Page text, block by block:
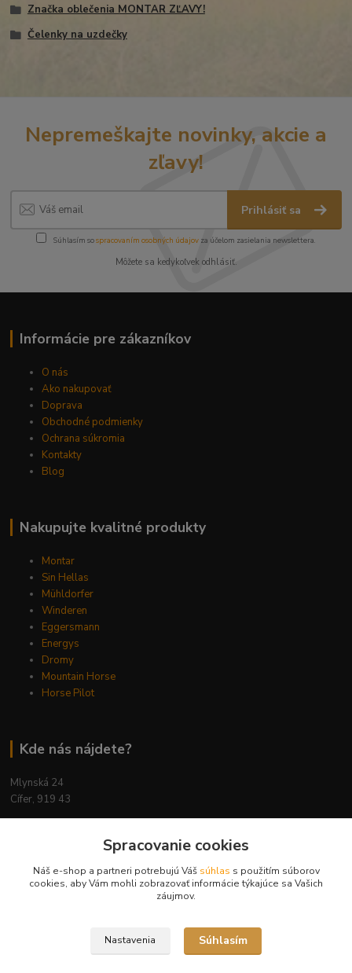
Značka oblečenia MONTAR ZĽAVY!
Čelenky na uzdečky
Nepremeškajte novinky, akcie a
zľavy!
Prihlásiť sa
Súhlasím sospracovaním osobných údajov za účelom zasielania newslettera.
Môžete sa kedykoľvek odhlásiť.
Informácie pre zákazníkov
O nás
Ako nakupovať
Doprava
Obchodné podmienky
Ochrana súkromia
Kontakty
Blog
Nakupujte kvalitné produkty
Montar
Sin Hellas
Mühldorfer
Winderen
Eggersmann
Energys
Dromy
Mountain Horse
Horse Pilot
Kde nás nájdete?
Mlynská 24
Cífer, 919 43
Kontakty
+421 944 394 715
Spracovanie cookies
Náš e-shop a partneri potrebujú Váš súhlas s použitím súborov
cookies, aby Vám mohli zobrazovať informácie týkajúce sa Vašich
záujmov.
Nastavenia Súhlasím